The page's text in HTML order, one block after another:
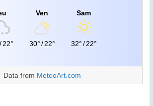
/22°
Ven
30°/22°
Sam
32°/22°
Data from MeteoArt.com